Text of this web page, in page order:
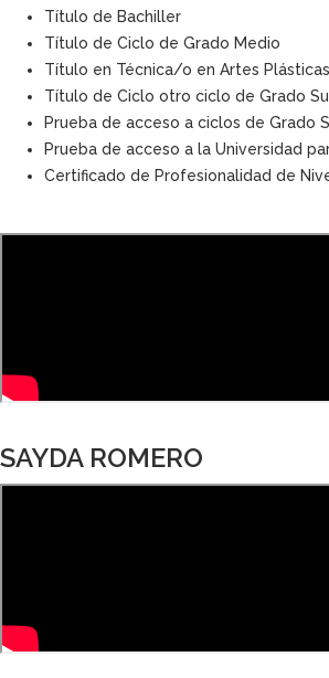
Título de Bachiller
Título de Ciclo de Grado Medio
Título en Técnica/o en Artes
Título de Ciclo otro ciclo de Grado
Prueba de acceso a ciclos de Grado
Prueba de acceso a la Universidad
Certificado de Profesionalidad de
SAYDA ROMERO